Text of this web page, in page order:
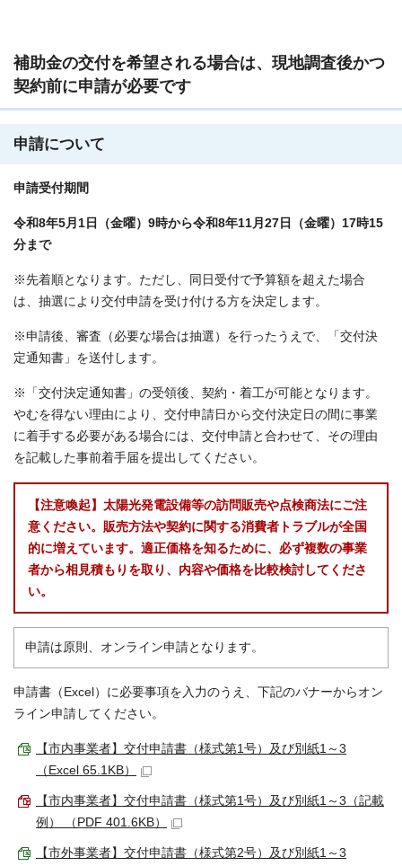
補助金の交付を希望される場合は、現地調査後かつ
契約前に申請が必要です
申請について
申請受付期間
令和8年5月1日（金曜）9時から令和8年11月27日（金曜）17時15
分まで
※先着順となります。ただし、同日受付で予算額を超えた場合
は、抽選により交付申請を受け付ける方を決定します。
※申請後、審査（必要な場合は抽選）を行ったうえで、「交付決
定通知書」を送付します。
※「交付決定通知書」の受領後、契約・着工が可能となります。
やむを得ない理由により、交付申請日から交付決定日の間に事業
に着手する必要がある場合には、交付申請と合わせて、その理由
を記載した事前着手届を提出してください。
【注意喚起】太陽光発電設備等の訪問販売や点検商法にご注
意ください。販売方法や契約に関する消費者トラブルが全国
的に増えています。適正価格を知るために、必ず複数の事業
者から相見積もりを取り、内容や価格を比較検討してくださ
い。
申請は原則、オンライン申請となります。
申請書（Excel）に必要事項を入力のうえ、下記のバナーからオン
ライン申請してください。
【市内事業者】交付申請書（様式第1号）及び別紙1～3
（Excel 65.1KB）
【市内事業者】交付申請書（様式第1号）及び別紙1～3（記載
例） （PDF 401.6KB）
【市外事業者】交付申請書（様式第2号）及び別紙1～3